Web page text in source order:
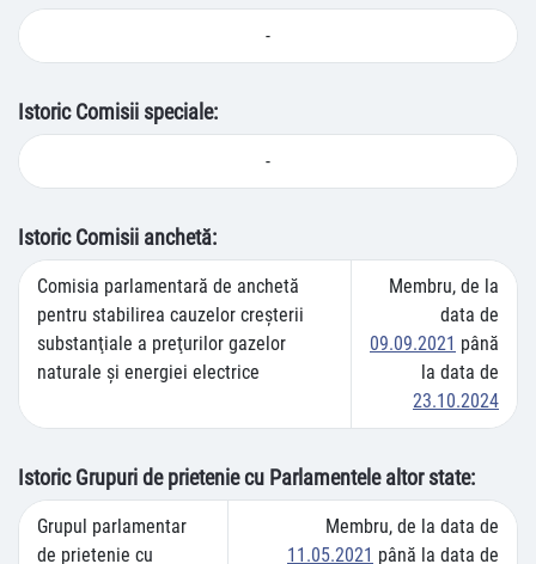
-
Istoric Comisii speciale:
-
Istoric Comisii anchetă:
Comisia parlamentară de anchetă
pentru stabilirea cauzelor creşterii
substanţiale a preţurilor gazelor
naturale şi energiei electrice
Membru, de la
data de
09.09.2021 până
la data de
23.10.2024
Istoric Grupuri de prietenie cu Parlamentele altor state:
Grupul parlamentar
de prietenie cu
Membru, de la data de
11.05.2021 până la data de